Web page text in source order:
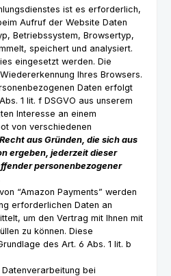
ist es erforderlich,
Aufruf der Website Daten
Betriebssystem, Browsertyp,
speichert und analysiert.
eingesetzt werden. Die
Ihres Browsers.
Daten erfolgt
1 lit. f DSGVO aus unserem
Interesse an einem
von verschiedenen
aus Gründen, die sich aus
ergeben, jederzeit dieser
personenbezogener
“Amazon Payments” werden
erforderlichen Daten an
um den Vertrag mit Ihnen mit
zu können. Diese
des Art. 6 Abs. 1 lit. b
bei